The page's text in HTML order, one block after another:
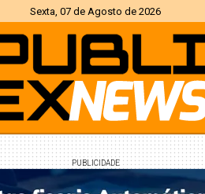
Sexta, 07 de Agosto de 2026
PUBLICIDADE